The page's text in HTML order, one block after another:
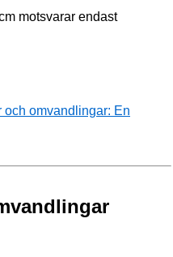
motsvarar endast
och omvandlingar: En